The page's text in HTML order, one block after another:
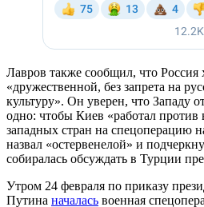
Лавров также сообщил, что Россия
«дружественной, без запрета на
культуру». Он уверен, что Западу
одно: чтобы Киев «работал против
западных стран на спецоперацию
назвал «остервенелой» и
собиралась обсуждать в Турции
Утром 24 февраля по приказу
Путина началась военная